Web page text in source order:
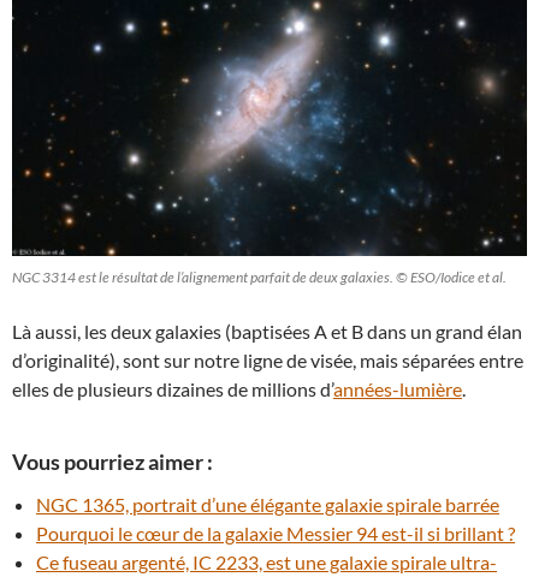
NGC 3314 est le résultat de l’alignement parfait de deux galaxies. © ESO/Iodice et al.
Là aussi, les deux galaxies (baptisées A et B dans un grand élan
d’originalité), sont sur notre ligne de visée, mais séparées entre
elles de plusieurs dizaines de millions d’années-lumière
Vous pourriez aimer :
NGC 1365, portrait d’une élégante galaxie spirale barrée
Pourquoi le cœur de la galaxie Messier 94 est-il si brillant ?
Ce fuseau argenté, IC 2233, est une galaxie spirale ultra-